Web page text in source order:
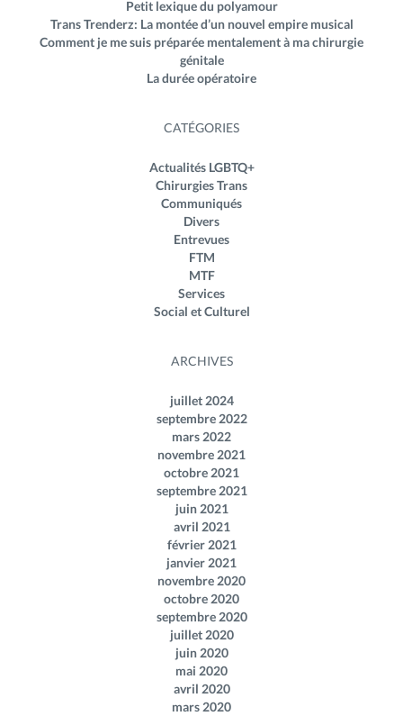
Petit lexique du polyamour
Trans Trenderz: La montée d’un nouvel empire musical
Comment je me suis préparée mentalement à ma chirurgie
génitale
La durée opératoire
CATÉGORIES
Actualités LGBTQ+
Chirurgies Trans
Communiqués
Divers
Entrevues
FTM
MTF
Services
Social et Culturel
ARCHIVES
juillet 2024
septembre 2022
mars 2022
novembre 2021
octobre 2021
septembre 2021
juin 2021
avril 2021
février 2021
janvier 2021
novembre 2020
octobre 2020
septembre 2020
juillet 2020
juin 2020
mai 2020
avril 2020
mars 2020